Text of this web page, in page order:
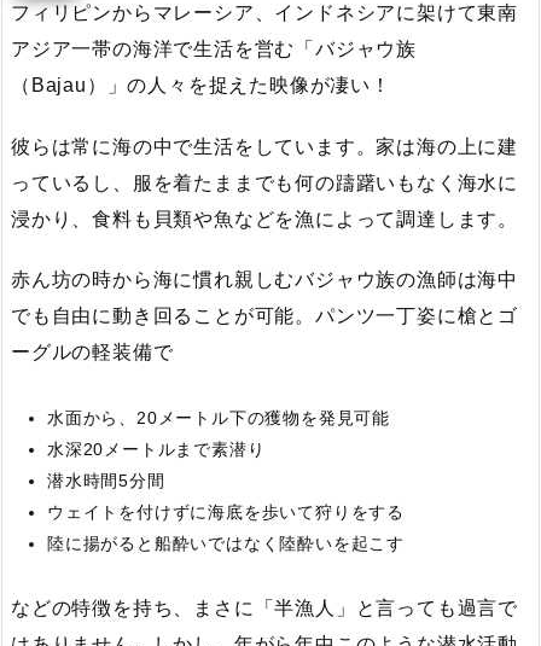
フィリピンからマレーシア、インドネシアに架けて東南
アジア一帯の海洋で生活を営む「バジャウ族
（Bajau）」の人々を捉えた映像が凄い！
彼らは常に海の中で生活をしています。家は海の上に建
っているし、服を着たままでも何の躊躇いもなく海水に
浸かり、食料も貝類や魚などを漁によって調達します。
赤ん坊の時から海に慣れ親しむバジャウ族の漁師は海中
でも自由に動き回ることが可能。パンツ一丁姿に槍とゴ
ーグルの軽装備で
水面から、20メートル下の獲物を発見可能
水深20メートルまで素潜り
潜水時間5分間
ウェイトを付けずに海底を歩いて狩りをする
陸に揚がると船酔いではなく陸酔いを起こす
などの特徴を持ち、まさに「半漁人」と言っても過言で